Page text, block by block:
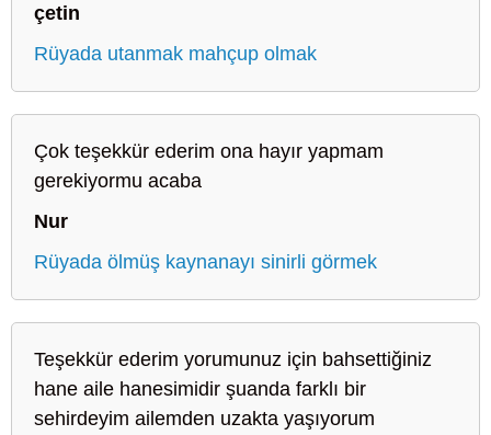
çetin
Rüyada utanmak mahçup olmak
Çok teşekkür ederim ona hayır yapmam
gerekiyormu acaba
Nur
Rüyada ölmüş kaynanayı sinirli görmek
Teşekkür ederim yorumunuz için bahsettiğiniz
hane aile hanesimidir şuanda farklı bir
sehirdeyim ailemden uzakta yaşıyorum